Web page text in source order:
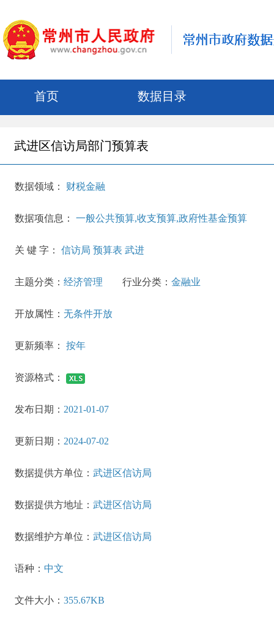
首页 数据目录
武进区信访局部门预算表
数据领域： 财税金融
数据项信息： 一般公共预算,收支预算,政府性基金预算
关 键 字： 信访局 预算表 武进
主题分类： 经济管理 行业分类： 金融业
开放属性： 无条件开放
更新频率： 按年
资源格式：
发布日期： 2021-01-07
更新日期： 2024-07-02
数据提供方单位： 武进区信访局
数据提供方地址： 武进区信访局
数据维护方单位： 武进区信访局
语种： 中文
文件大小： 355.67KB